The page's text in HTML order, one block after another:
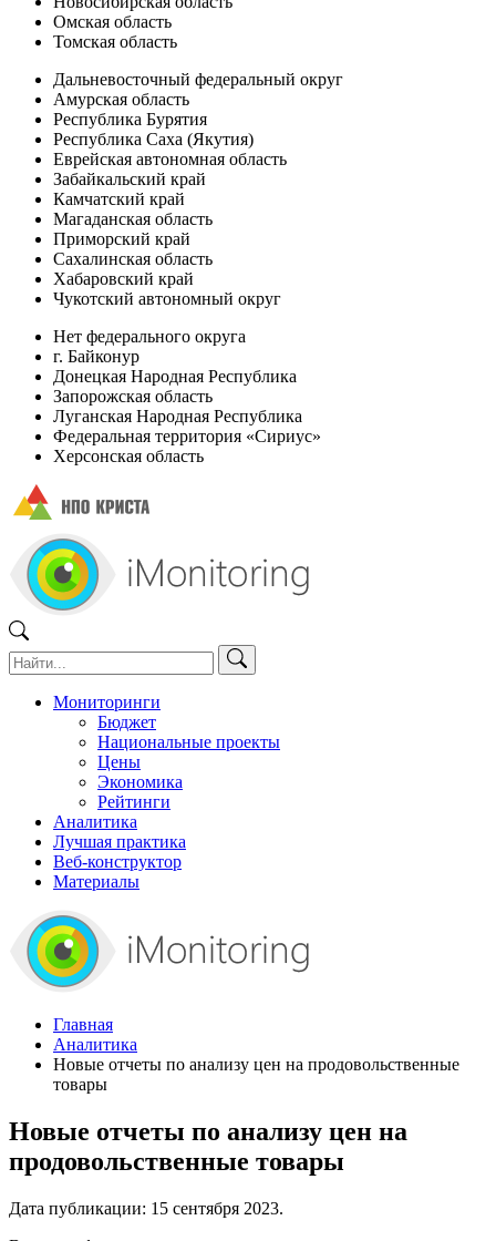
Омская область
Томская область
Дальневосточный федеральный округ
Амурская область
Республика Бурятия
Республика Саха (Якутия)
Еврейская автономная область
Забайкальский край
Камчатский край
Магаданская область
Приморский край
Сахалинская область
Хабаровский край
Чукотский автономный округ
Нет федерального округа
г. Байконур
Донецкая Народная Республика
Запорожская область
Луганская Народная Республика
Федеральная территория «Сириус»
Херсонская область
Мониторинги
Бюджет
Национальные проекты
Цены
Экономика
Рейтинги
Аналитика
Лучшая практика
Веб-конструктор
Материалы
Главная
Аналитика
Новые отчеты по анализу цен на продовольственные
товары
Новые отчеты по анализу цен на
продовольственные товары
Дата публикации: 15 сентября 2023.